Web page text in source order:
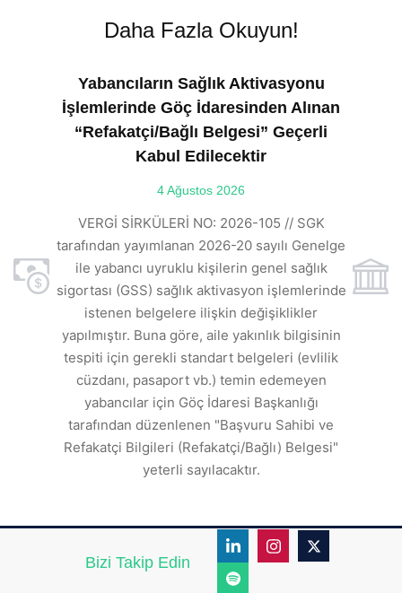
Daha Fazla Okuyun!
Yabancıların Sağlık Aktivasyonu
İşlemlerinde Göç İdaresinden Alınan
“Refakatçi/Bağlı Belgesi” Geçerli
Kabul Edilecektir
4 Ağustos 2026
VERGİ SİRKÜLERİ NO: 2026-105 // SGK
tarafından yayımlanan 2026-20 sayılı Genelge
ile yabancı uyruklu kişilerin genel sağlık
sigortası (GSS) sağlık aktivasyon işlemlerinde
istenen belgelere ilişkin değişiklikler
yapılmıştır. Buna göre, aile yakınlık bilgisinin
tespiti için gerekli standart belgeleri (evlilik
cüzdanı, pasaport vb.) temin edemeyen
yabancılar için Göç İdaresi Başkanlığı
tarafından düzenlenen "Başvuru Sahibi ve
Refakatçi Bilgileri (Refakatçi/Bağlı) Belgesi"
yeterli sayılacaktır.
Bizi Takip Edin